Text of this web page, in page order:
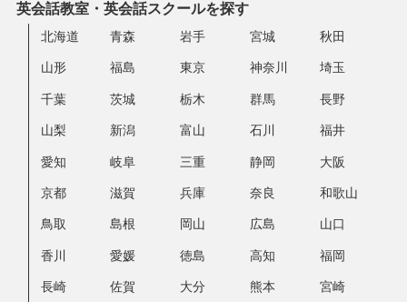
英会話教室・英会話スクールを探す
北海道 青森 岩手 宮城 秋田
山形 福島 東京 神奈川 埼玉
千葉 茨城 栃木 群馬 長野
山梨 新潟 富山 石川 福井
愛知 岐阜 三重 静岡 大阪
京都 滋賀 兵庫 奈良 和歌山
鳥取 島根 岡山 広島 山口
香川 愛媛 徳島 高知 福岡
長崎 佐賀 大分 熊本 宮崎